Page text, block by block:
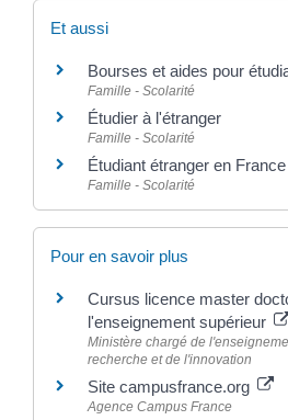
Et aussi
Bourses et aides pour
Famille - Scolarité
Étudier à l'étranger
Famille - Scolarité
Étudiant étranger en France
Famille - Scolarité
Pour en savoir plus
Cursus licence master
l'enseignement supérieur
Ministère chargé de
recherche et de l'innovation
Site campusfrance.org
Agence Campus France